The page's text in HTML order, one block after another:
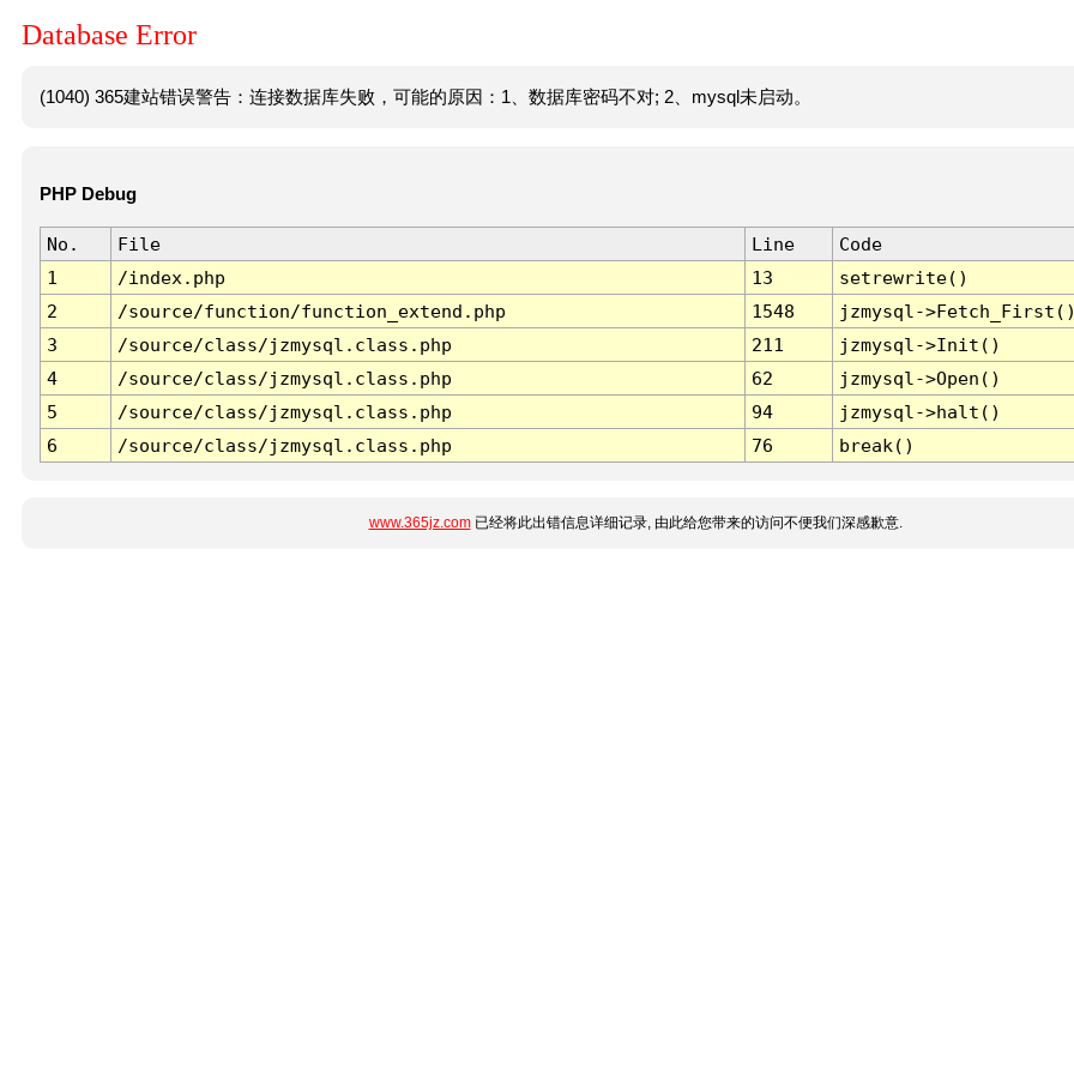
Database Error
(1040) 365建站错误警告：连接数据库失败，可能的原因：1、数据库密码不对; 2、mysql未启动。
PHP Debug
No. File Line
Code
1
/index.php 13
setrewrite()
2
/source/function/function_extend.php 1548
jzmysql-
3
/source/class/jzmysql.class.php 211
jzmysql->Init()
4
/source/class/jzmysql.class.php 62
jzmysql->Open()
5
/source/class/jzmysql.class.php 94
jzmysql->halt()
6
/source/class/jzmysql.class.php 76 break()
www.365jz.com已经将此出错信息详细记录, 由此给您带来的访问不便我们深感歉意.